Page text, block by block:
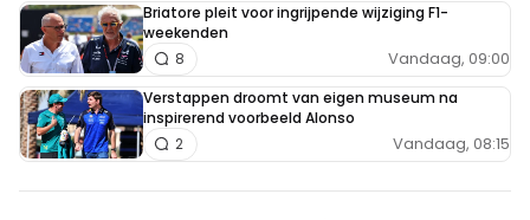
Briatore pleit voor ingrijpende wijziging F1-
weekenden
Vandaag, 09:00
8
Verstappen droomt van eigen museum na
inspirerend voorbeeld Alonso
Vandaag, 08:15
2